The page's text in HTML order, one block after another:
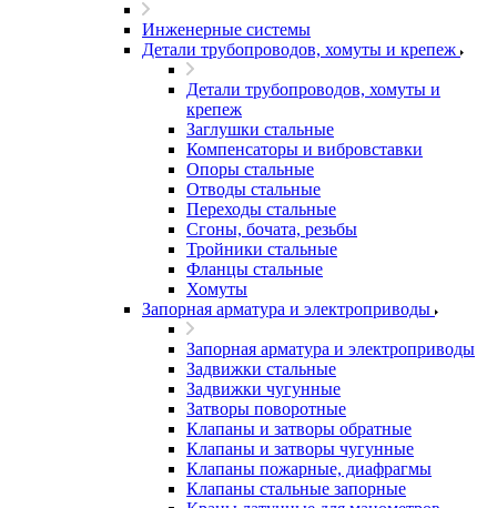
Инженерные системы
Детали трубопроводов, хомуты и крепеж
Детали трубопроводов, хомуты и
крепеж
Заглушки стальные
Компенсаторы и вибровставки
Опоры стальные
Отводы стальные
Переходы стальные
Сгоны, бочата, резьбы
Тройники стальные
Фланцы стальные
Хомуты
Запорная арматура и электроприводы
Запорная арматура и электроприводы
Задвижки стальные
Задвижки чугунные
Затворы поворотные
Клапаны и затворы обратные
Клапаны и затворы чугунные
Клапаны пожарные, диафрагмы
Клапаны стальные запорные